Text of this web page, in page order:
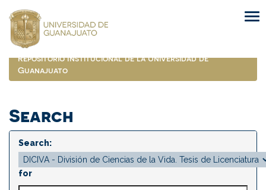
navigation
Repositorio Institucional de la Universidad de
Guanajuato
Search
Search:
for